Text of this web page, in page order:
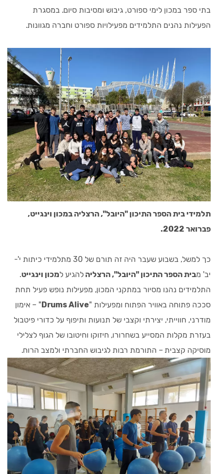
בתי ספר במכון לימי ספורט, גיבוש ומסיבות סיום. במסגרת
הפעילות נהנים התלמידים מפעילויות ספורט וחברה מגוונות.
תלמידי בית הספר התיכון "היובל", הרצליה במכון וינגייט,
פברואר 2022.
כך למשל, בשבוע שעבר היה זה תורם של 30 מתלמידי כיתות י'-
יב' מבית הספר התיכון "היובל", הרצליה להגיע למכון וינגייט.
התלמידים נהנו מסיור במתקני המכון, מפעילות נופש פעיל תחת
סככה פתוחה באוויר הפתוח ומפעילות "Drums Alive" – אימון
מודרני, חווייתי, יצירתי וקצבי של תנועות ותיפוף על כדורי פיטבול
בעזרת מקלות המסייע בשחרורו, חיזוקו וחיטובו של הגוף לצלילי
מוסיקה קצבית – התורמת רבות לגיבוש החברתי ולמצב הרוח.